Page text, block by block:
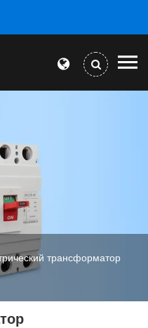
трансформатор